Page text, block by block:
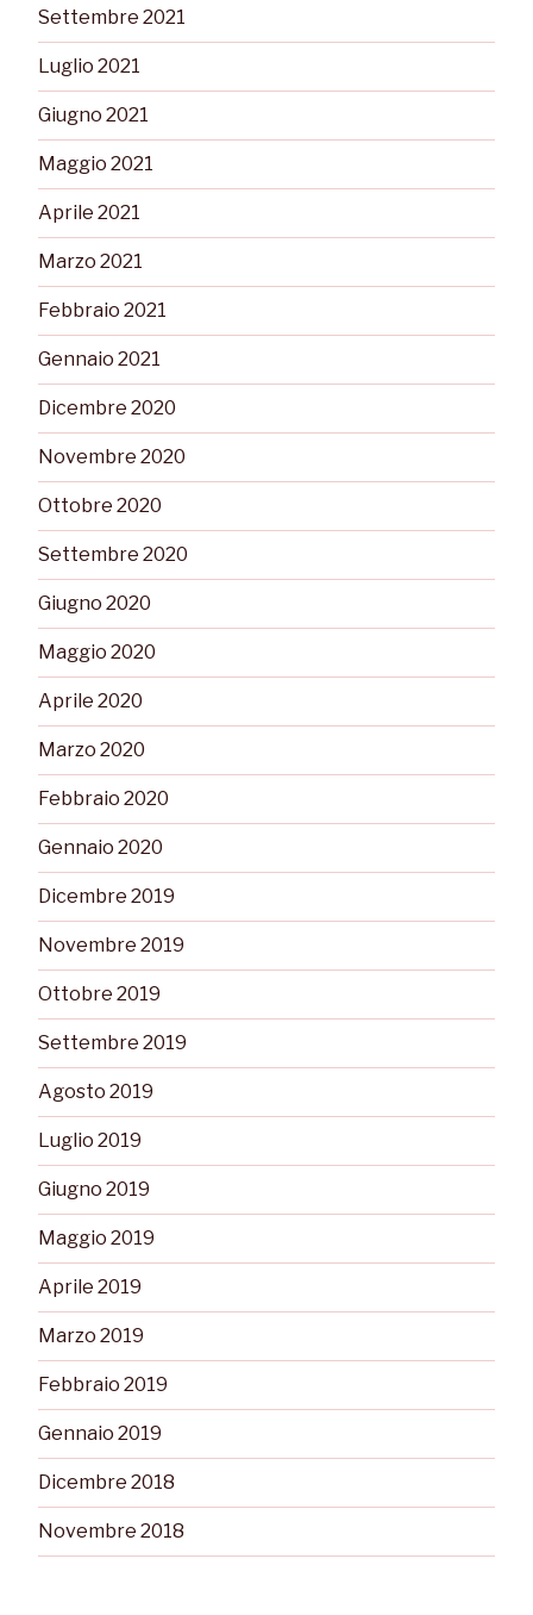
Settembre 2021
Luglio 2021
Giugno 2021
Maggio 2021
Aprile 2021
Marzo 2021
Febbraio 2021
Gennaio 2021
Dicembre 2020
Novembre 2020
Ottobre 2020
Settembre 2020
Giugno 2020
Maggio 2020
Aprile 2020
Marzo 2020
Febbraio 2020
Gennaio 2020
Dicembre 2019
Novembre 2019
Ottobre 2019
Settembre 2019
Agosto 2019
Luglio 2019
Giugno 2019
Maggio 2019
Aprile 2019
Marzo 2019
Febbraio 2019
Gennaio 2019
Dicembre 2018
Novembre 2018